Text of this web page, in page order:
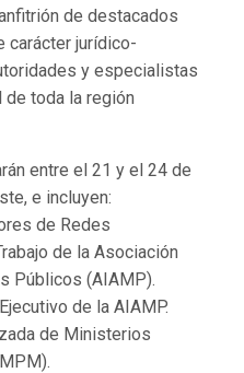
de destacados
carácter jurídico-
y especialistas
toda la región
entre el 21 y el 24 de
e incluyen:
de Redes
de la Asociación
Públicos (AIAMP).
de la AIAMP.
de Ministerios